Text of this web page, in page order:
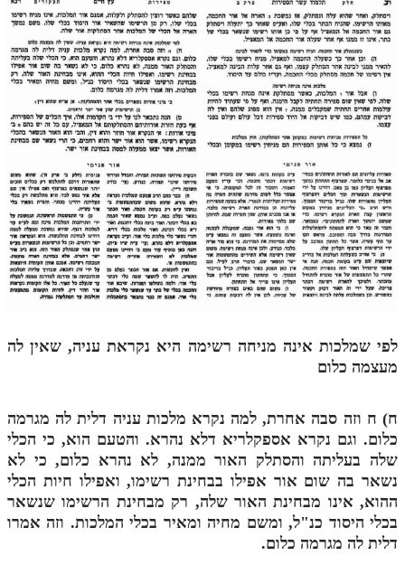
הזמן סט תע"ס
הזמן סט תלמוד עשר הספירות
ספרים להורדה
מנוע חיפוש בספרים
תלמוד עשר הספירות בעיון
תלמוד עשר הספירות חלק א
תע"ס חלק ב' עיון
תע"ס חלק ג' עיון
תלמוד עשר הספירות חלק ה
תלמוד עשר הספירות חלק ו
תלמוד עשר הספירות חלק ח
תלמוד עשר הספירות חלק ט
תלמוד עשר הספירות חלק י
תלמוד עשר הספירות חלק יא
לפי שמלכות אינה מניחה רשימה היא נקראת עניה, שאין לה
מעצמה כלום
ח) ח וזה סבה אחרת, למה נקרא מלכות עניה דלית לה מגרמה
כלום. וגם נקרא אספקלריא דלא נהרא. והטעם הוא, כי הכלי
שלה בעליתה והסתלק האור ממנה, לא נהרא כלום, כי לא
נשאר בה שום אור אפילו בבחינת רשימו, ואפילו חיות הכלי
ההוא, אינו מבחינת האור שלה, רק מבחינת הרשימו שנשאר
בכלי היסוד כנ"ל, ומשם מחיה ומאיר בכלי המלכות. וזה אמרו
דלית לה מגרמה כלום.